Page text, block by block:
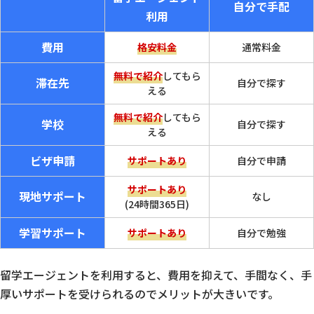
利用
自分で手配
費用 格安料金 通常料金
滞在先 無料で紹介してもら
える
自分で探す
学校 無料で紹介してもら
える
自分で探す
ビザ申請 サポートあり 自分で申請
現地サポート
サポートあり
(24時間365日)
なし
学習サポート サポートあり 自分で勉強
留学エージェントを利用すると、費用を抑えて、手間なく、手
厚いサポートを受けられるのでメリットが大きいです。